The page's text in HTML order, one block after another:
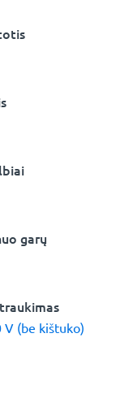
garų
V (be kištuko)